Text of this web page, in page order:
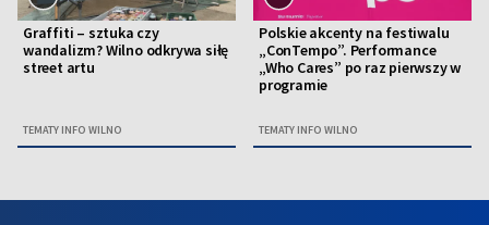
Graffiti – sztuka czy
wandalizm? Wilno odkrywa siłę
street artu
TEMATY INFO WILNO
Polskie akcenty na festiwalu
„ConTempo”. Performance
„Who Cares” po raz pierwszy w
programie
TEMATY INFO WILNO